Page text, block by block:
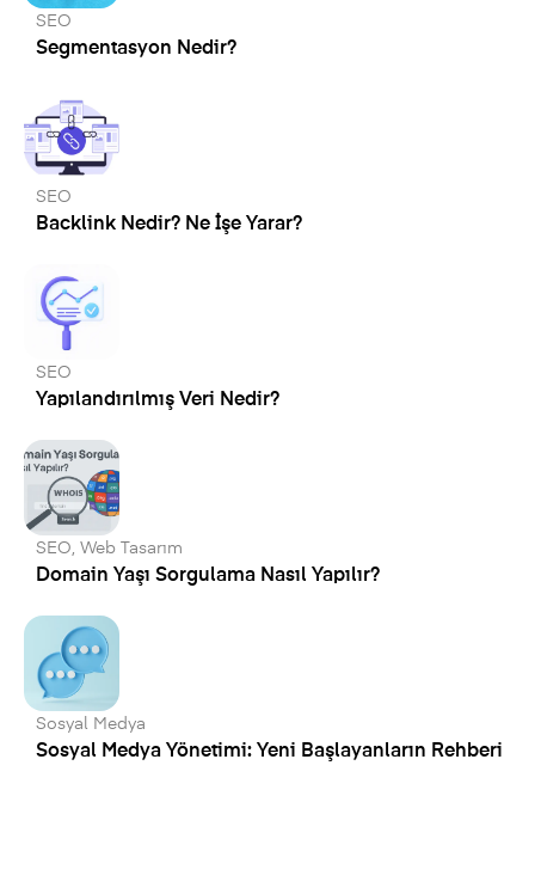
SEO
Segmentasyon Nedir?
SEO
Backlink Nedir? Ne İşe Yarar?
SEO
Yapılandırılmış Veri Nedir?
SEO Web Tasarım
Domain Yaşı Sorgulama Nasıl Yapılır?
Sosyal Medya
Sosyal Medya Yönetimi: Yeni Başlayanların Rehberi